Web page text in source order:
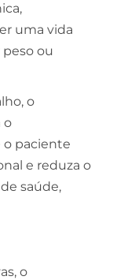
uma vida
ou
o
o
o paciente
e reduza o
saúde,
o